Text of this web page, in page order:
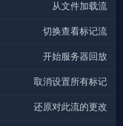
从文件加载流
切换查看标记流
开始服务器回放
取消设置所有标记
还原对此流的更改